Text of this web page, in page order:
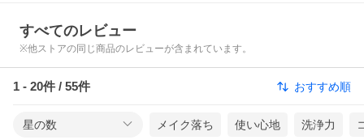
すべてのレビュー
※他ストアの同じ商品のレビューが含まれています。
1 - 20件 / 55件 おすすめ順
星の数 メイク落ち 使い心地 洗浄力